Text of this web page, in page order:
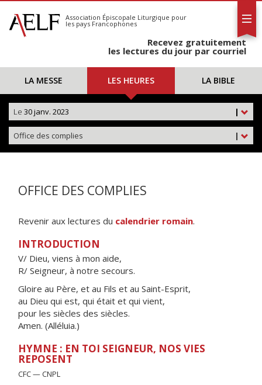
S'abonner
Calendrier
Association Épiscopale Liturgique pour
les pays Francophones
Recevez gratuitement
les lectures du jour par courriel
LA MESSE LES HEURES LA BIBLE
|
Le 30 janv. 2023
|
Office des complies
OFFICE DES COMPLIES
Revenir aux lectures du calendrier romain.
INTRODUCTION
V/ Dieu, viens à mon aide,
R/ Seigneur, à notre secours.
Gloire au Père, et au Fils et au Saint-Esprit,
au Dieu qui est, qui était et qui vient,
pour les siècles des siècles.
Amen. (Alléluia.)
HYMNE : EN TOI SEIGNEUR, NOS VIES
REPOSENT
CFC — CNPL